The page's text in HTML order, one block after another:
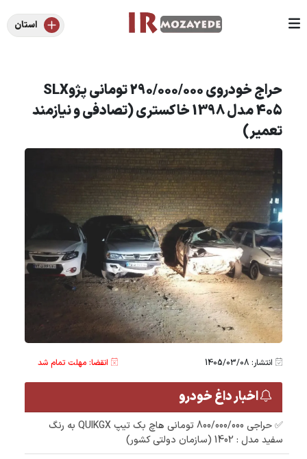
استان
حراج خودروی 290/000/000 تومانی پژوSLX
405 مدل 1398 خاکستری (تصادفی و نیازمند
تعمیر)
انتشار: 1405/03/08 انقضا: مهلت تمام شد
اخبار داغ خودرو
✅ حراجی 800/000/000 تومانی ھاچ بک تیپ QUIKGX به رنگ
سفید مدل : 1402 (سازمان دولتی کشور)